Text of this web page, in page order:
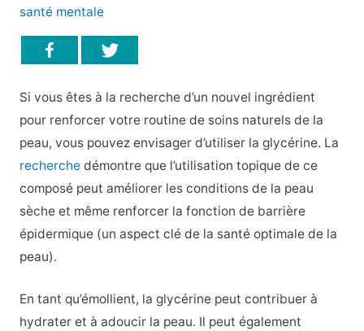
santé mentale
Si vous êtes à la recherche d’un nouvel ingrédient
pour renforcer votre routine de soins naturels de la
peau, vous pouvez envisager d’utiliser la glycérine. La
recherchedémontre que l’utilisation topique de ce
composé peut améliorer les conditions de la peau
sèche et même renforcer la fonction de barrière
épidermique (un aspect clé de la santé optimale de la
peau).
En tant qu’émollient, la glycérine peut contribuer à
hydrater et à adoucir la peau. Il peut également